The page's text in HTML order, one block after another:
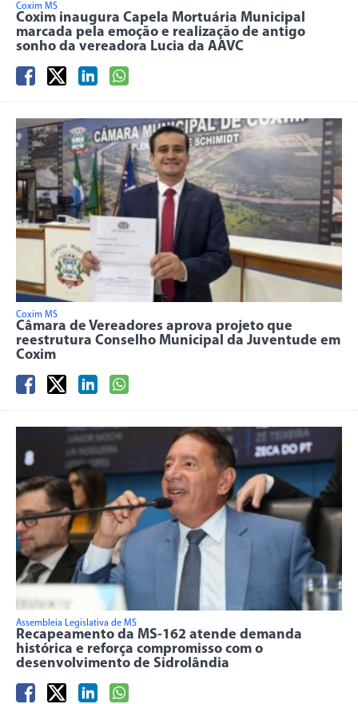
Coxim MS
Coxim inaugura Capela Mortuária Municipal
marcada pela emoção e realização de antigo
sonho da vereadora Lucia da AAVC
Coxim MS
Câmara de Vereadores aprova projeto que
reestrutura Conselho Municipal da Juventude em
Coxim
Assembleia Legislativa de MS
Recapeamento da MS-162 atende demanda
histórica e reforça compromisso com o
desenvolvimento de Sidrolândia